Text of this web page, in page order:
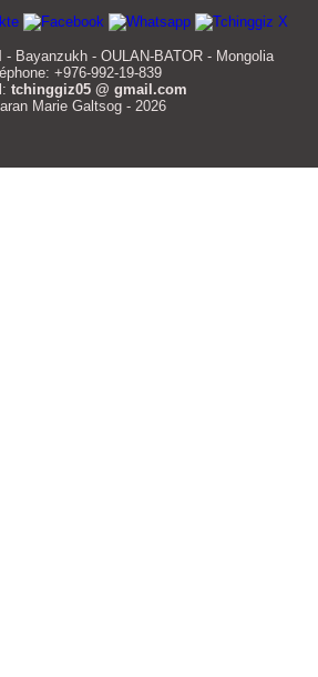
- Bayanzukh - OULAN-BATOR - Mongolia
+976-992-19-839
tchinggiz05 @ gmail.com
Marie Galtsog - 2026